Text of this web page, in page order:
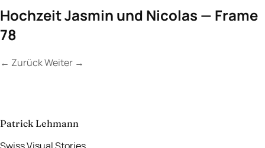
Hochzeit Jasmin und Nicolas — Frame
78
← ZurückWeiter →
aufnehmen→
Patrick Lehmann